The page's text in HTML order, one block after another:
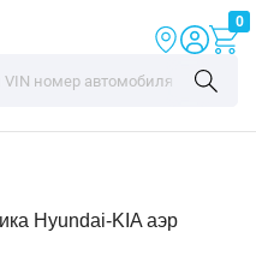
0
Hyundai-KIA аэр